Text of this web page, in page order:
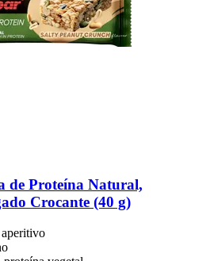
de Proteína Natural,
Crocante (40 g)